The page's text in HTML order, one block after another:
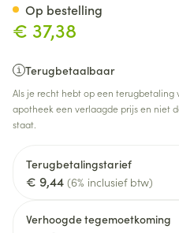
€ 37,38
Terugbetaalbaar
Als je recht hebt op een
apotheek een verlaagde prijs en niet
staat.
Terugbetalingstarief
€ 9,44 (6% inclusief btw)
Verhoogde tegemoetkoming
Op bestelling